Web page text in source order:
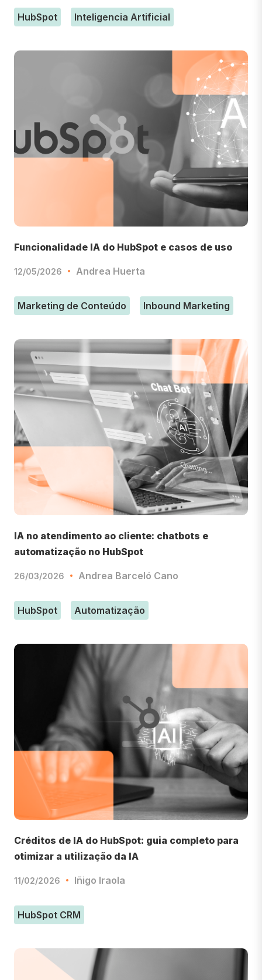
HubSpot Inteligencia Artificial
Funcionalidade IA do HubSpot e casos de uso
12/05/2026 Andrea Huerta
Marketing de Conteúdo Inbound Marketing
IA no atendimento ao cliente: chatbots e
automatização no HubSpot
26/03/2026 Andrea Barceló Cano
HubSpot Automatização
Créditos de IA do HubSpot: guia completo para
otimizar a utilização da IA
11/02/2026 Iñigo Iraola
HubSpot CRM